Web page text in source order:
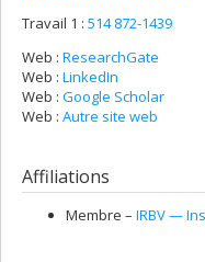
Travail 1 : 514 872-1439
Web : ResearchGate
Web : LinkedIn
Web : Google Scholar
Web : Autre site web
Affiliations
Membre – IRBV —